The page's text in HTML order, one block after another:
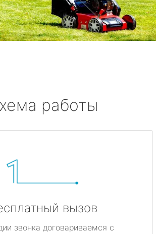
работы
вызов
звонка договариваемся с